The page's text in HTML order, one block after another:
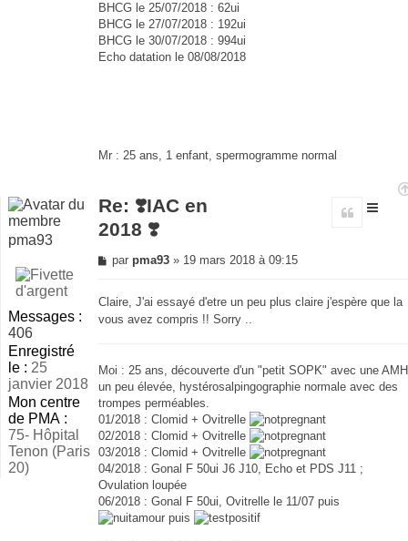
BHCG le 25/07/2018 : 62ui
BHCG le 27/07/2018 : 192ui
BHCG le 30/07/2018 : 994ui
Echo datation le 08/08/2018
Mr : 25 ans, 1 enfant, spermogramme normal
pma93
Messages :
406
Enregistré
le : 25
janvier 2018
Mon centre
de PMA :
75- Hôpital
Tenon (Paris
20)
Re: ❣️IAC en
2018 ❣️
Citer
Message
par pma93» 19 mars 2018 à 09:15
Claire, J'ai essayé d'etre un peu plus claire j'espère que la
vous avez compris !! Sorry ..
Moi : 25 ans, découverte d'un "petit SOPK" avec une AMH
un peu élevée, hystérosalpingographie normale avec des
trompes perméables.
01/2018 : Clomid + Ovitrelle
02/2018 : Clomid + Ovitrelle
03/2018 : Clomid + Ovitrelle
04/2018 : Gonal F 50ui J6 J10, Echo et PDS J11 ;
Ovulation loupée
06/2018 : Gonal F 50ui, Ovitrelle le 11/07 puis
puis